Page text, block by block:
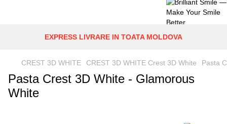
EXPRESS LIVRARE IN TOATA MOLDOVA
CREST 3D WHITE CREST 3D WHITE Crest 3D White Pasta
Pasta Crest 3D White - Glamorous
White